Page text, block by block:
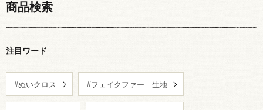
商品検索
注目ワード
#ぬいクロス #フェイクファー 生地